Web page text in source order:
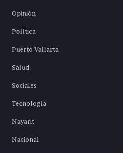
Opinión
Política
Puerto Vallarta
Salud
Sociales
Tecnología
Nayarit
Nacional